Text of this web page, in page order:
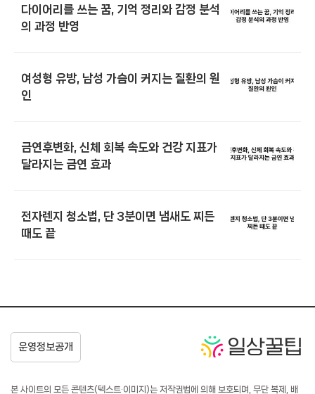
다이어리를 쓰는 꿈, 기억 정리와 감정 분석
의 과정 반영
여성형 유방, 남성 가슴이 커지는 질환의 원
인
금연후변화, 신체 회복 속도와 건강 지표가
달라지는 금연 효과
전자렌지 청소법, 단 3분이면 냄새도 찌든
때도 끝
본 사이트의 모든 콘텐츠(텍스트·이미지)는 저작권법에 의해 보호되며, 무단 복제, 배